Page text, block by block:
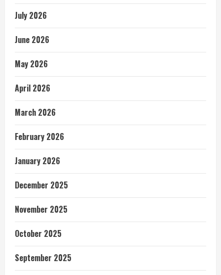
July 2026
June 2026
May 2026
April 2026
March 2026
February 2026
January 2026
December 2025
November 2025
October 2025
September 2025